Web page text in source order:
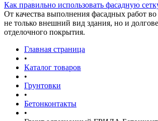
Как правильно использовать фасадную
От качества выполнения фасадных работ
не только внешний вид здания, но и
отделочного покрытия.
Главная страница
•
Каталог товаров
•
Грунтовки
•
Бетонконтакты
•